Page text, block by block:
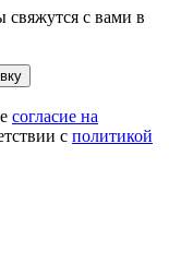
свяжутся с вами в
согласие на
с политикой